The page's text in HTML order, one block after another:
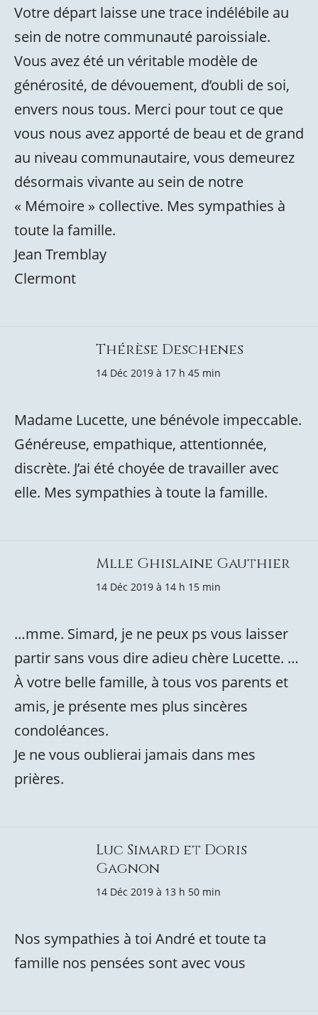
Votre départ laisse une trace indélébile au
sein de notre communauté paroissiale.
Vous avez été un véritable modèle de
générosité, de dévouement, d’oubli de soi,
envers nous tous. Merci pour tout ce que
vous nous avez apporté de beau et de grand
au niveau communautaire, vous demeurez
désormais vivante au sein de notre
« Mémoire » collective. Mes sympathies à
toute la famille.
Jean Tremblay
Clermont
Thérèse Deschenes
14 Déc 2019 à 17 h 45 min
Madame Lucette, une bénévole impeccable.
Généreuse, empathique, attentionnée,
discrète. J’ai été choyée de travailler avec
elle. Mes sympathies à toute la famille.
Mlle Ghislaine Gauthier
14 Déc 2019 à 14 h 15 min
…mme. Simard, je ne peux ps vous laisser
partir sans vous dire adieu chère Lucette. …
À votre belle famille, à tous vos parents et
amis, je présente mes plus sincères
condoléances.
Je ne vous oublierai jamais dans mes
prières.
Luc Simard et Doris
Gagnon
14 Déc 2019 à 13 h 50 min
Nos sympathies à toi André et toute ta
famille nos pensées sont avec vous